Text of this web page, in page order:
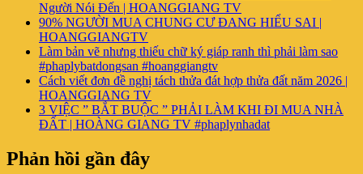
Người Nói Đến | HOANGGIANG TV
90% NGƯỜI MUA CHUNG CƯ ĐANG HIỂU SAI |
HOANGGIANGTV
Làm bản vẽ nhưng thiếu chữ ký giáp ranh thì phải làm sao
#phaplybatdongsan #hoanggiangtv
Cách viết đơn đề nghị tách thửa đát hợp thửa đất năm 2026 |
HOANGGIANG TV
3 VIỆC ” BẮT BUỘC ” PHẢI LÀM KHI ĐI MUA NHÀ
ĐẤT | HOÀNG GIANG TV #phaplynhadat
Phản hồi gần đây